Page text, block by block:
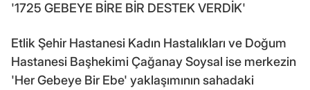
'1725 GEBEYE BİRE BİR DESTEK VERDİK'
Etlik Şehir Hastanesi Kadın Hastalıkları ve Doğum
Hastanesi Başhekimi Çağanay Soysal ise merkezin
'Her Gebeye Bir Ebe' yaklaşımının sahadaki